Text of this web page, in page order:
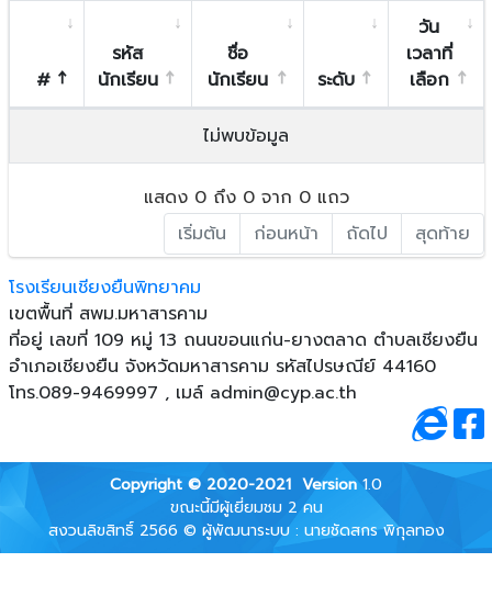
#
รหัส
นักเรียน
ชื่อ
นักเรียน
ระดับ
วัน
เวลาที่
เลือก
ไม่พบข้อมูล
แสดง 0 ถึง 0 จาก 0 แถว
เริ่มต้น
ก่อนหน้า ถัดไป สุดท้าย
โรงเรียนเชียงยืนพิทยาคม
เขตพื้นที่ สพม.มหาสารคาม
ที่อยู่ เลขที่ 109 หมู่ 13 ถนนขอนแก่น-ยางตลาด ตําบลเชียงยืน
อําเภอเชียงยืน จังหวัดมหาสารคาม รหัสไปรษณีย์ 44160
โทร.089-9469997 , เมล์ admin@cyp.ac.th
Copyright © 2020-2021 Version1.0
ขณะนี้มีผู้เยี่ยมชม 2 คน
สงวนลิขสิทธิ์ 2566 © ผู้พัฒนาระบบ : นายชัดสกร พิกุลทอง